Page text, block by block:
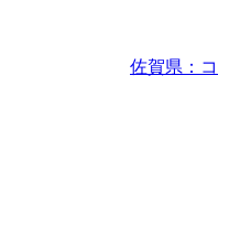
佐賀県：コ